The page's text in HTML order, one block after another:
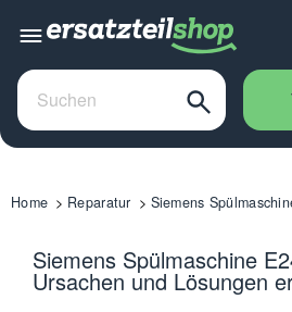
Home Reparatur Siemens
Siemens Spülmaschine
Ursachen und Lösungen